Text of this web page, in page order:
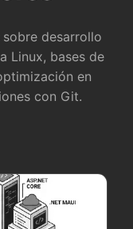
desarrollo
Linux, bases de
en
con Git.